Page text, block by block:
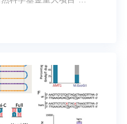
估”启动会在哈尔滨顺
心蒋兴伟院士、自然
究员、中国科学院南
北京大学胡永云教授应
宋欣副处长主持。海